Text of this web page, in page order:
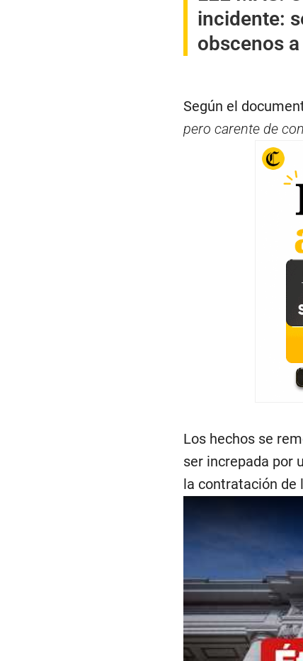
incidente:
obscenos
Según el
pero carente de
Los hechos se
ser increpada por
la contratación de